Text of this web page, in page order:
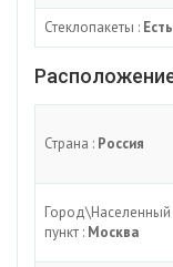
Стеклопакеты : Есть
Страна : Россия
Город\Населенный
пункт : Москва